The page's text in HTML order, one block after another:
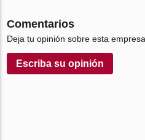
Comentarios
Deja tu opinión sobre esta
Escriba su opinión